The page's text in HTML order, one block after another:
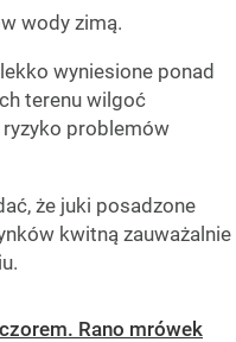
wody zimą.
wyniesione ponad
terenu wilgoć
ryzyko problemów
że juki posadzone
kwitną zauważalnie
Rano mrówek